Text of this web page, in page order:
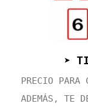
➤
PRECIO PARA
ADEMÁS, TE